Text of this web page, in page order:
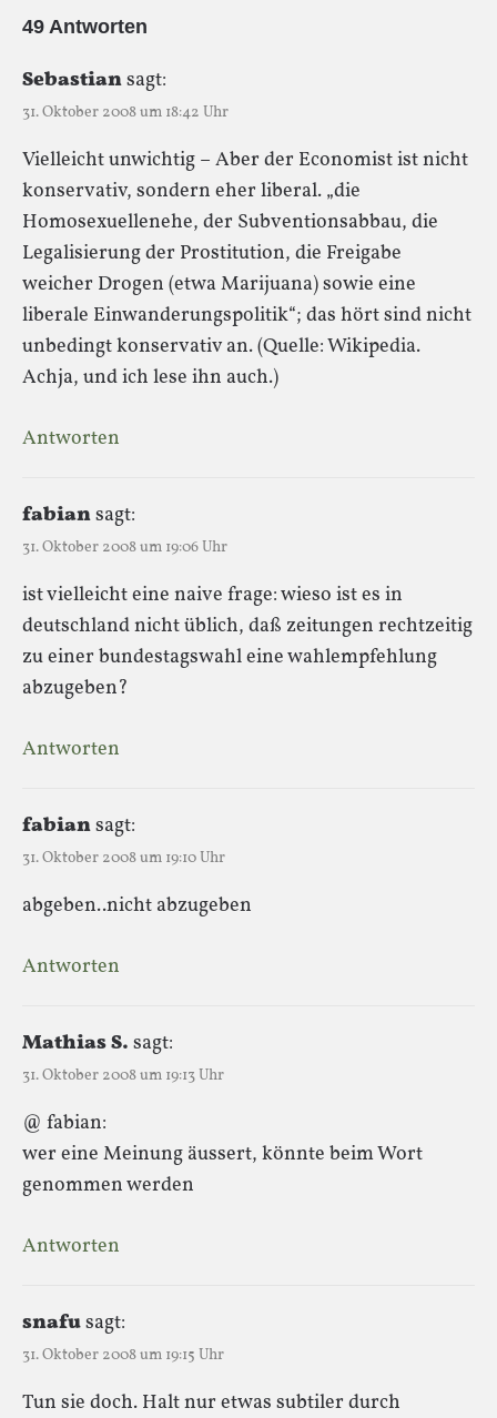
49 Antworten
Sebastiansagt:
31. Oktober 2008 um 18:42 Uhr
Vielleicht unwichtig – Aber der Economist ist nicht
konservativ, sondern eher liberal. „die
Homosexuellenehe, der Subventionsabbau, die
Legalisierung der Prostitution, die Freigabe
weicher Drogen (etwa Marijuana) sowie eine
liberale Einwanderungspolitik“; das hört sind nicht
unbedingt konservativ an. (Quelle: Wikipedia.
Achja, und ich lese ihn auch.)
Antworten
fabiansagt:
31. Oktober 2008 um 19:06 Uhr
ist vielleicht eine naive frage: wieso ist es in
deutschland nicht üblich, daß zeitungen rechtzeitig
zu einer bundestagswahl eine wahlempfehlung
abzugeben?
Antworten
fabiansagt:
31. Oktober 2008 um 19:10 Uhr
abgeben..nicht abzugeben
Antworten
Mathias S. sagt:
31. Oktober 2008 um 19:13 Uhr
@ fabian:
wer eine Meinung äussert, könnte beim Wort
genommen werden
Antworten
snafusagt:
31. Oktober 2008 um 19:15 Uhr
Tun sie doch. Halt nur etwas subtiler durch